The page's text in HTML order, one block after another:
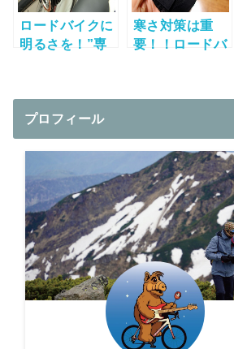
ロードバイクに
明るさを！”専
「自転車マウン
ト」を考える
寒さ対策は重
要！！ロードバ
した！
プロフィール